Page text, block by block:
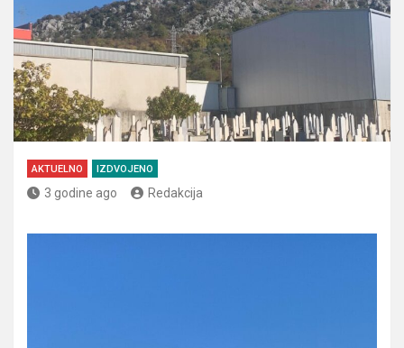
AKTUELNO IZDVOJENO
3 godine ago Redakcija